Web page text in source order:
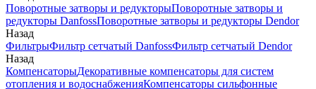
Поворотные затворы и редукторыПоворотные затворы и
редукторы DanfossПоворотные затворы и редукторы Dendor
Назад
ФильтрыФильтр сетчатый DanfossФильтр сетчатый Dendor
Назад
КомпенсаторыДекоративные компенсаторы для систем
отопления и водоснабженияКомпенсаторы сильфонные